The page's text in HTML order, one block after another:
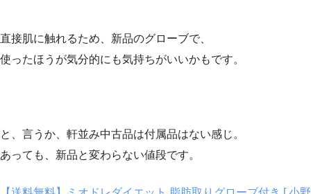
直接肌に触れるため、新品のグローブで、
使ったほうが気分的にも気持ちがいいかもです。
と、言うか、軒並み中古品は付属品はない感じ。
あっても、新品と変わらない値段です。